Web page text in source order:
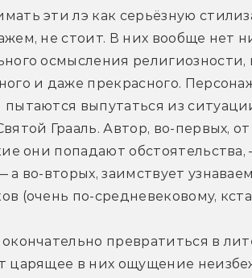
эти лэ как серьёзную
не стоит. В них вообще нет
осмысления
и даже прекрасного.
выпутаться из
Грааль. Автор, во-первых,
они попадают
а во-вторых, заимствует
(очень по-средневековому,
превратиться в
царящее в них ощущение